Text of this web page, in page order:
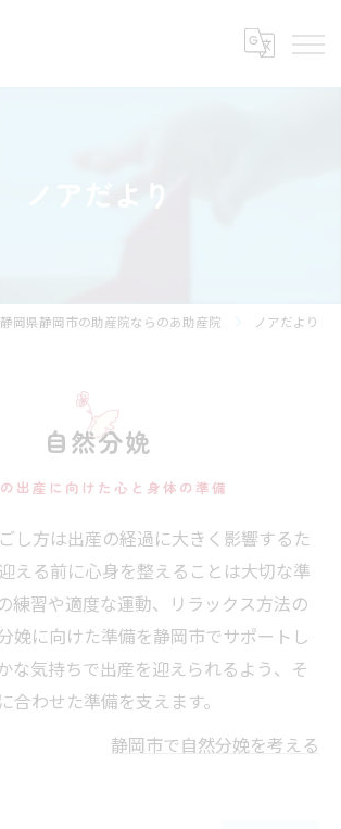
静岡県静岡市の助産院ならのあ助産院 ノアだより
自然分娩
出産に向けた心と身体の準備
し方は出産の経過に大きく影響するた
える前に心身を整えることは大切な準
練習や適度な運動、リラックス方法の
娩に向けた準備を静岡市でサポートし
な気持ちで出産を迎えられるよう、そ
合わせた準備を支えます。
静岡市で自然分娩を考える